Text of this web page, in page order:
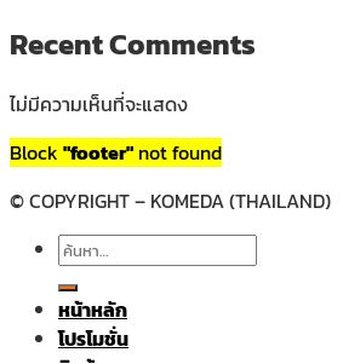
Recent Comments
ไม่มีความเห็นที่จะแสดง
Block "footer" not found
© COPYRIGHT – KOMEDA (THAILAND)
ค้นหา:
หน้าหลัก
โปรโมชั่น